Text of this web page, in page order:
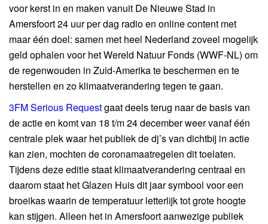
voor kerst in en maken vanuit De Nieuwe Stad in
Amersfoort 24 uur per dag radio en online content met
maar één doel: samen met heel Nederland zoveel mogelijk
geld ophalen voor het Wereld Natuur Fonds (WWF-NL) om
de regenwouden in Zuid-Amerika te beschermen en te
herstellen en zo klimaatverandering tegen te gaan.
3FM Serious Requestgaat deels terug naar de basis van
de actie en komt van 18 t/m 24 december weer vanaf één
centrale plek waar het publiek de dj’s van dichtbij in actie
kan zien, mochten de coronamaatregelen dit toelaten.
Tijdens deze editie staat klimaatverandering centraal en
daarom staat het Glazen Huis dit jaar symbool voor een
broeikas waarin de temperatuur letterlijk tot grote hoogte
kan stijgen. Alleen het in Amersfoort aanwezige publiek